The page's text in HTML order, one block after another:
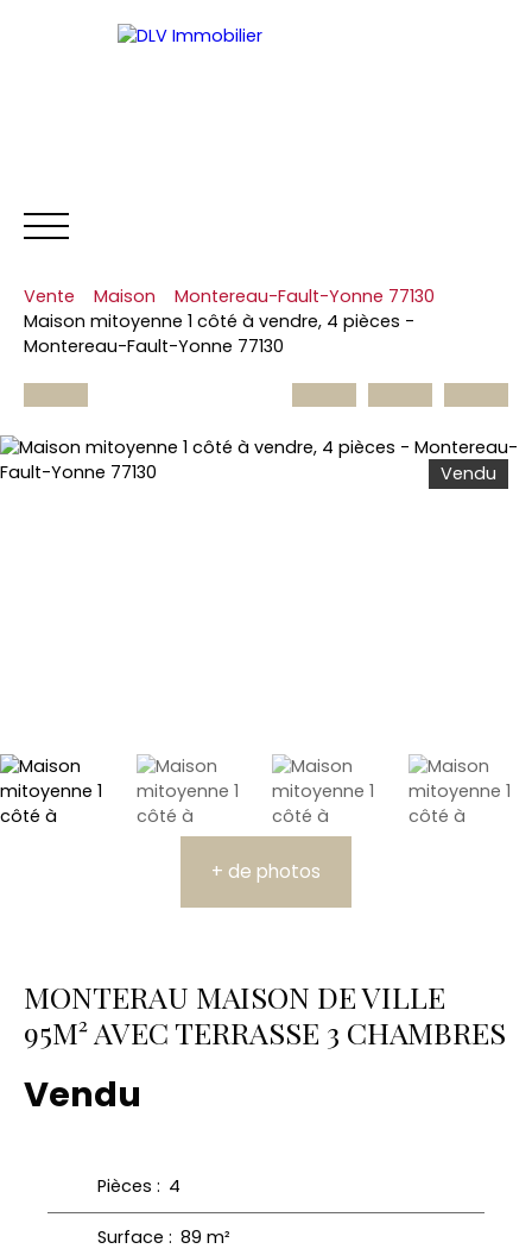
NOS BIENS ESTIMER
Vente Maison
Montereau-Fault-Yonne 77130
Maison mitoyenne 1 côté à vendre, 4 pièces -
Montereau-Fault-Yonne 77130
Vendu
+ de photos
MONTERAU MAISON DE VILLE
95M² AVEC TERRASSE 3 CHAMBRES
Vendu
Pièces : 4
Surface : 89 m²